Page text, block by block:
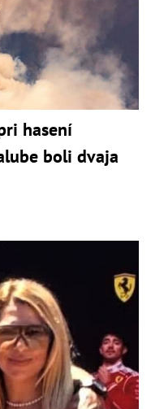
hasení
boli dvaja